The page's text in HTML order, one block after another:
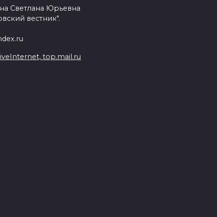
Светлана Юрьевна
вестник".
top.mail.ru